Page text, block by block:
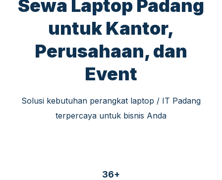
Sewa Laptop Padang
untuk Kantor,
Perusahaan, dan
Event
Solusi kebutuhan perangkat laptop / IT Padang
terpercaya untuk bisnis Anda
36+